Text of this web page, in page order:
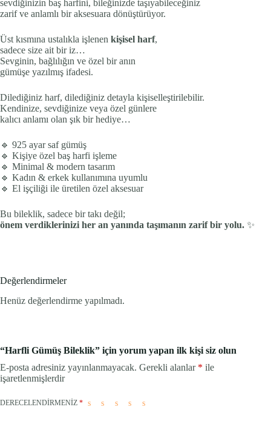
sevdiğinizin baş harfini, bileğinizde taşıyabileceğiniz
zarif ve anlamlı bir aksesuara dönüştürüyor.
Üst kısmına ustalıkla işlenen kişisel harf,
sadece size ait bir iz…
Sevginin, bağlılığın ve özel bir anın
gümüşe yazılmış ifadesi.
Dilediğiniz harf, dilediğiniz detayla kişiselleştirilebilir.
Kendinize, sevdiğinize veya özel günlere
kalıcı anlamı olan şık bir hediye…
🔹 925 ayar saf gümüş
🔹 Kişiye özel baş harfi işleme
🔹 Minimal & modern tasarım
🔹 Kadın & erkek kullanımına uyumlu
🔹 El işçiliği ile üretilen özel aksesuar
Bu bileklik, sadece bir takı değil;
önem verdiklerinizi her an yanında taşımanın zarif bir yolu. ✨
Değerlendirmeler
Henüz değerlendirme yapılmadı.
“Harfli Gümüş Bileklik” için yorum yapan ilk kişi siz olun
E-posta adresiniz yayınlanmayacak. Gerekli alanlar * ile
işaretlenmişlerdir
DERECELENDIRMENIZ *